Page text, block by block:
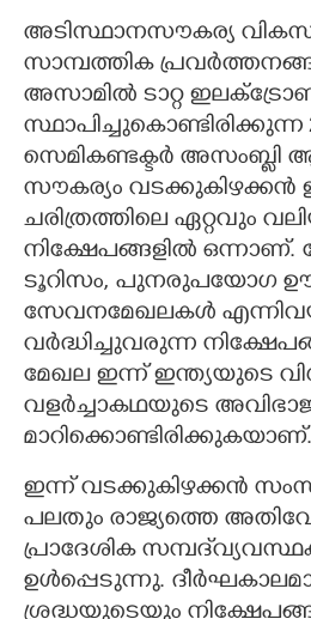
അടിസ്ഥാനസൗകര്യ
സാമ്പത്തിക
അസാമിൽ ടാറ്റ
സ്ഥാപിച്ചുകൊണ്ടിരിക്കുന്ന
സെമികണ്ടക്ടർ അസംബ്ലി
സൗകര്യം വടക്കുകിഴക്കൻ
ചരിത്രത്തിലെ ഏറ്റവും
നിക്ഷേപങ്ങളിൽ ഒന്നാണ്.
ടൂറിസം, പുനരുപയോഗ
സേവനമേഖലകൾ
വർദ്ധിച്ചുവരുന്ന
മേഖല ഇന്ന് ഇന്ത്യയുടെ
വളർച്ചാകഥയുടെ
മാറിക്കൊണ്ടിരിക്കുകയാണ്.
ഇന്ന് വടക്കുകിഴക്കൻ
പലതും രാജ്യത്തെ
പ്രാദേശിക
ഉൾപ്പെടുന്നു.